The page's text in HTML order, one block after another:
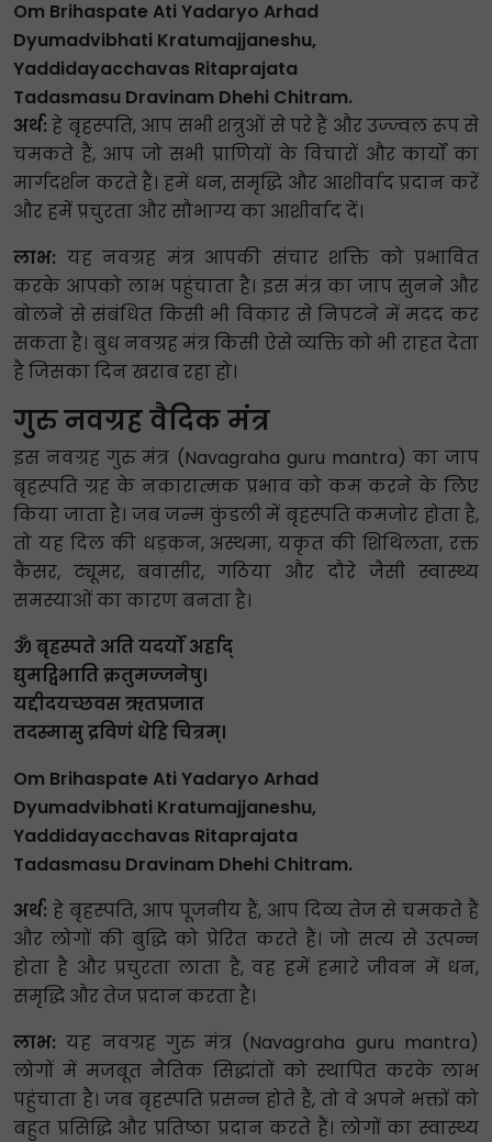
Om Brihaspate Ati Yadaryo Arhad
Dyumadvibhati Kratumajjaneshu,
Yaddidayacchavas Ritaprajata
Tadasmasu Dravinam Dhehi Chitram.
अर्थ: हे बृहस्पति, आप सभी शत्रुओं से परे हैं और उज्ज्वल रूप से
चमकते हैं, आप जो सभी प्राणियों के विचारों और कार्यों का
मार्गदर्शन करते हैं। हमें धन, समृद्धि और आशीर्वाद प्रदान करें
और हमें प्रचुरता और सौभाग्य का आशीर्वाद दें।
लाभ: यह नवग्रह मंत्र आपकी संचार शक्ति को प्रभावित
करके आपको लाभ पहुंचाता है। इस मंत्र का जाप सुनने और
बोलने से संबंधित किसी भी विकार से निपटने में मदद कर
सकता है। बुध नवग्रह मंत्र किसी ऐसे व्यक्ति को भी राहत देता
है जिसका दिन खराब रहा हो।
गुरु नवग्रह वैदिक मंत्र
इस नवग्रह गुरु मंत्र (Navagraha guru mantra) का जाप
बृहस्पति ग्रह के नकारात्मक प्रभाव को कम करने के लिए
किया जाता है। जब जन्म कुंडली में बृहस्पति कमजोर होता है,
तो यह दिल की धड़कन, अस्थमा, यकृत की शिथिलता, रक्त
कैंसर, ट्यूमर, बवासीर, गठिया और दौरे जैसी स्वास्थ्य
समस्याओं का कारण बनता है।
ॐ बृहस्पते अति यदर्यो अर्हाद्
द्युमद्विभाति क्रतुमज्जनेषु।
यद्दीदयच्छवस ऋतप्रजात
तदस्मासु द्रविणं धेहि चित्रम्।
Om Brihaspate Ati Yadaryo Arhad
Dyumadvibhati Kratumajjaneshu,
Yaddidayacchavas Ritaprajata
Tadasmasu Dravinam Dhehi Chitram.
अर्थ: हे बृहस्पति, आप पूजनीय हैं, आप दिव्य तेज से चमकते हैं
और लोगों की बुद्धि को प्रेरित करते हैं। जो सत्य से उत्पन्न
होता है और प्रचुरता लाता है, वह हमें हमारे जीवन में धन,
समृद्धि और तेज प्रदान करता है।
लाभ: यह नवग्रह गुरु मंत्र (Navagraha guru mantra)
लोगों में मजबूत नैतिक सिद्धांतों को स्थापित करके लाभ
पहुंचाता है। जब बृहस्पति प्रसन्न होते हैं, तो वे अपने भक्तों को
बहुत प्रसिद्धि और प्रतिष्ठा प्रदान करते हैं। लोगों का स्वास्थ्य